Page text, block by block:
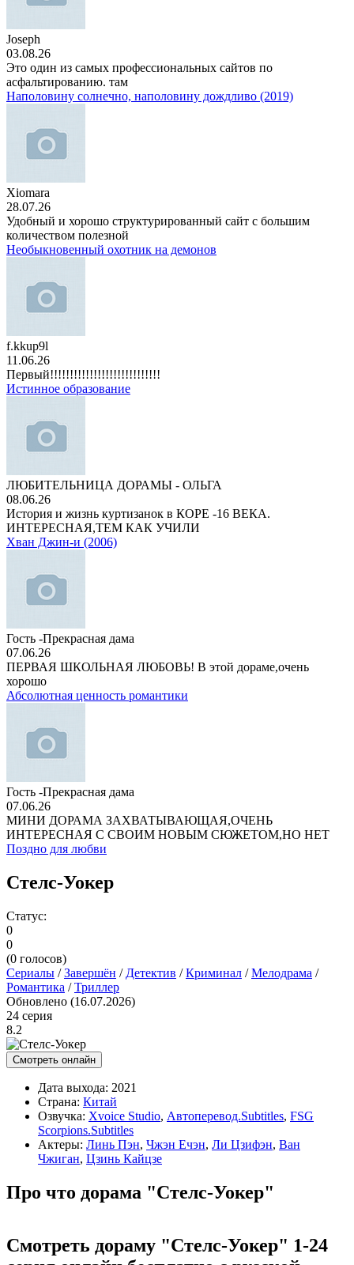
Joseph
03.08.26
Это один из самых профессиональных сайтов по
асфальтированию. там
Наполовину солнечно, наполовину дождливо (2019)
Xiomara
28.07.26
Удобный и хорошо структурированный сайт с большим
количеством полезной
Необыкновенный охотник на демонов
f.kkup9l
11.06.26
Первый!!!!!!!!!!!!!!!!!!!!!!!!!!!!
Истинное образование
ЛЮБИТЕЛЬНИЦА ДОРАМЫ - ОЛЬГА
08.06.26
История и жизнь куртизанок в КОРЕ -16 ВЕКА.
ИНТЕРЕСНАЯ,ТЕМ КАК УЧИЛИ
Хван Джин-и (2006)
Гость -Прекрасная дама
07.06.26
ПЕРВАЯ ШКОЛЬНАЯ ЛЮБОВЬ! В этой дораме,очень
хорошо
Абсолютная ценность романтики
Гость -Прекрасная дама
07.06.26
МИНИ ДОРАМА ЗАХВАТЫВАЮЩАЯ,ОЧЕНЬ
ИНТЕРЕСНАЯ С СВОИМ НОВЫМ СЮЖЕТОМ,НО НЕТ
Поздно для любви
Стелс-Уокер
Статус:
0
0
(0 голосов)
Сериалы /Завершён / Детектив /Криминал /Мелодрама /
Романтика /Триллер
Обновлено (16.07.2026)
24 серия
8.2
Смотреть онлайн
Дата выхода: 2021
Страна: Китай
Озвучка: Xvoice Studio, Автоперевод.Subtitles, FSG
Scorpions.Subtitles
Актеры: Линь Пэн, Чжэн Ечэн, Ли Цзифэн, Ван
Чжиган, Цзинь Кайцзе
Про что дорама "Стелс-Уокер"
Смотреть дораму "Стелс-Уокер" 1-24